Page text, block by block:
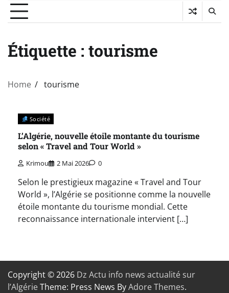
Étiquette : tourisme
Home tourisme
Société
L’Algérie, nouvelle étoile montante du tourisme
selon « Travel and Tour World »
Krimou 2 Mai 2026 0
Selon le prestigieux magazine « Travel and Tour
World », l’Algérie se positionne comme la nouvelle
étoile montante du tourisme mondial. Cette
reconnaissance internationale intervient […]
Copyright © 2026 Dz Actu info news actualité sur
l’AlgérieTheme: Press News ByAdore Themes.